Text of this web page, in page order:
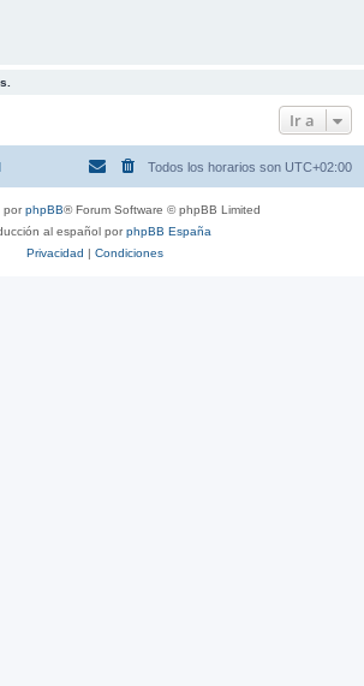
Ir a
Todos los horarios son UTC+02:00
porphpBB® Forum Software © phpBB Limited
al español porphpBB España
Privacidad | Condiciones